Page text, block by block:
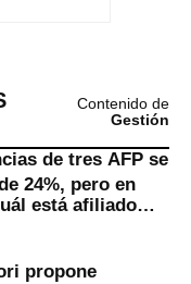
Contenido de
Gestión
de tres AFP se
24%, pero en
está afiliado
propone